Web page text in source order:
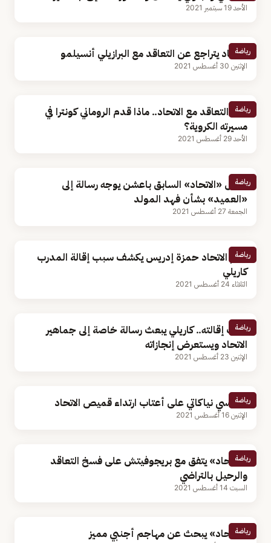
الأحد 19 سبتمبر 2021
رياضة
الاتحاد يتراجع عن التعاقد مع البرازيلي أنسيلمو
الإثنين 30 أغسطس 2021
رياضة
قبل التعاقد مع الاتحاد.. ماذا قدم الروماني كونترا في
مسيرته الكروية؟
الأحد 29 أغسطس 2021
رياضة
رئيس «الاتحاد» السابق باعشن يوجه رسالة إلى
«العميد» بشأن فهد المولد
الجمعة 27 أغسطس 2021
رياضة
نجم الاتحاد حمزة إدريس يكشف سبب إقالة المدرب
كاريلي
الثلاثاء 24 أغسطس 2021
رياضة
عقب إقالته.. كاريلي يبعث رسالة خاصة إلى جماهير
الاتحاد ويستعرض إنجازاته
الإثنين 23 أغسطس 2021
رياضة
الفرنسي نياكاتي على أعتاب ارتداء قميص الاتحاد
الإثنين 16 أغسطس 2021
رياضة
«الاتحاد» يتفق مع بريجوفيتش على فسخ التعاقد
والرحيل بالتراضي
السبت 14 أغسطس 2021
رياضة
«الاتحاد» يبحث عن مهاجم أجنبي مميز